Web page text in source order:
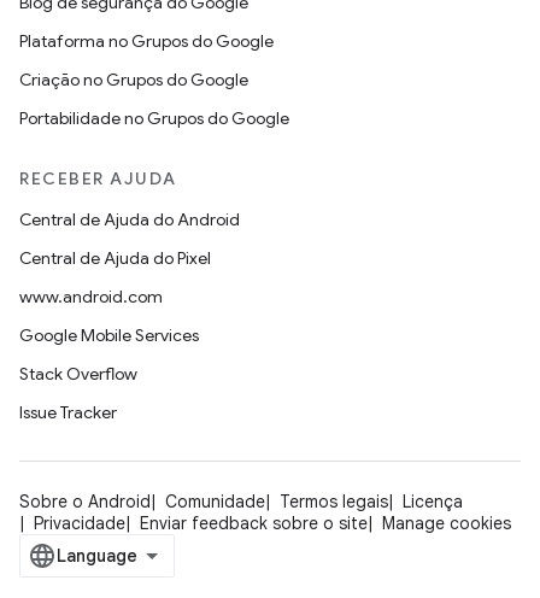
Plataforma no Grupos do Google
Criação no Grupos do Google
Portabilidade no Grupos do Google
RECEBER AJUDA
Central de Ajuda do Android
Central de Ajuda do Pixel
www.android.com
Google Mobile Services
Stack Overflow
Issue Tracker
Sobre o Android Comunidade Termos legais
Licença
Privacidade
Enviar feedback sobre o site Manage cookies